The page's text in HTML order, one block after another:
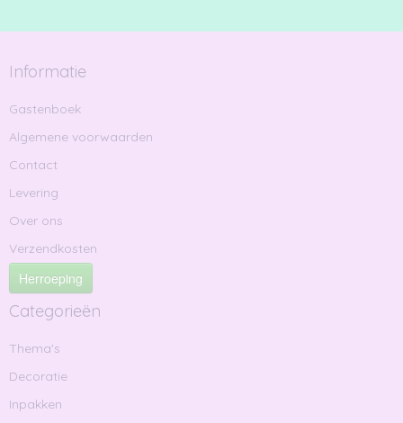
Informatie
Gastenboek
Algemene voorwaarden
Contact
Levering
Over ons
Verzendkosten
Herroeping
Categorieën
Thema's
Decoratie
Inpakken